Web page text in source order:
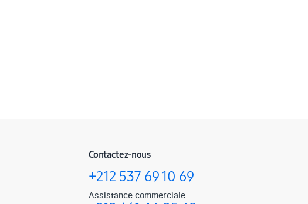
Contactez-nous
+212 537 69 10 69
Assistance commerciale